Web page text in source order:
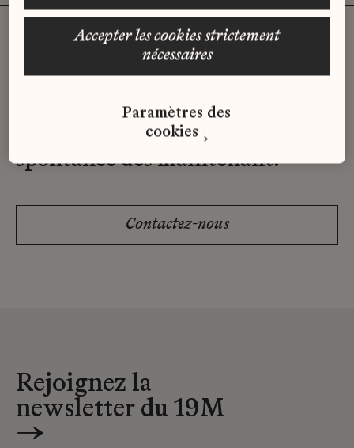
Vous n'avez pas trouvé d'offre
qui correspond à votre profil ?
Envoyez-nous votre candidature
spontanée dès maintenant.
Contactez-nous
Rejoignez la
newsletter du 19M
→
accepter les cookies strictement
nécessaires
Paramètres des
cookies